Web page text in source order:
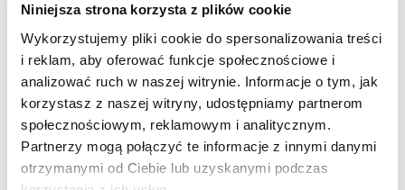
Niniejsza strona korzysta z plików cookie
Wykorzystujemy pliki cookie do spersonalizowania treści
i reklam, aby oferować funkcje społecznościowe i
analizować ruch w naszej witrynie. Informacje o tym, jak
korzystasz z naszej witryny, udostępniamy partnerom
społecznościowym, reklamowym i analitycznym.
Partnerzy mogą połączyć te informacje z innymi danymi
otrzymanymi od Ciebie lub uzyskanymi podczas
odnaleźć strony, której
szukasz.
Adres, który próbujesz odwiedzić/przepisy/fasolka-
po-bretonsku/1jest obecnie niedostępny.
Sprawdź pisownię adresu lub skorzystaj z wyszukiwarki